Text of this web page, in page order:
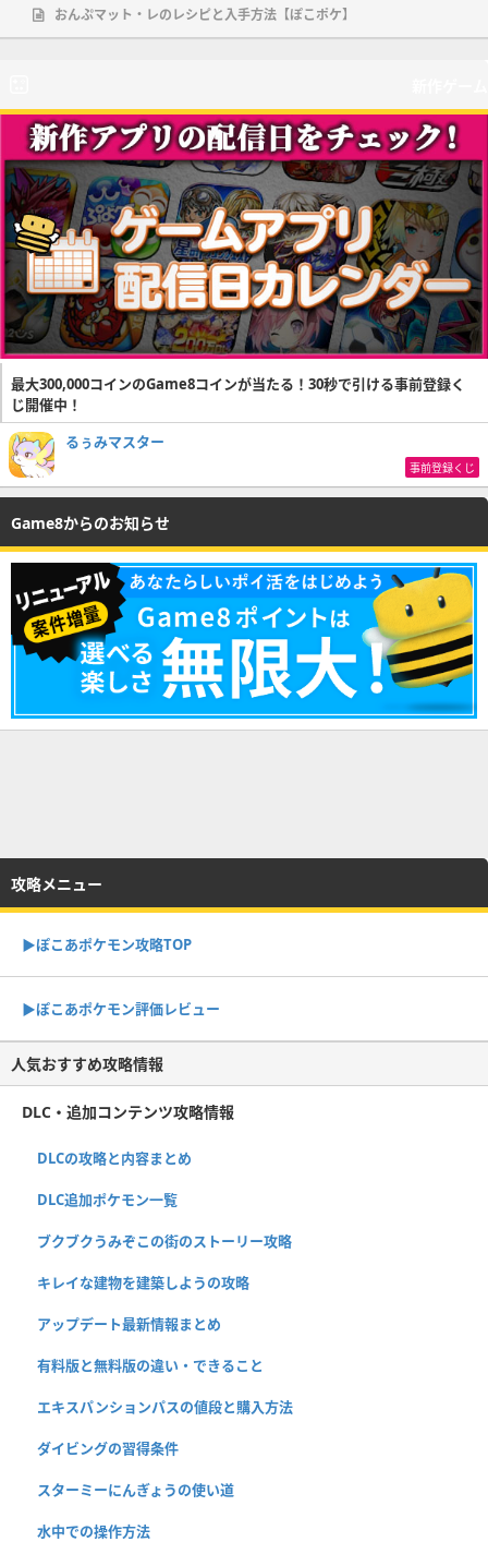
おんぷマット・レのレシピと入手方法【ぽこポケ】
最大300,000コインのGame8コインが当たる！30秒で引ける事前登録く
じ開催中！
るぅみマスター
事前登録くじ
Game8からのお知らせ
攻略メニュー
▶︎ぽこあポケモン攻略TOP
▶︎ぽこあポケモン評価レビュー
人気おすすめ攻略情報
DLC・追加コンテンツ攻略情報
DLCの攻略と内容まとめ
DLC追加ポケモン一覧
ブクブクうみぞこの街のストーリー攻略
キレイな建物を建築しようの攻略
アップデート最新情報まとめ
有料版と無料版の違い・できること
エキスパンションパスの値段と購入方法
ダイビングの習得条件
スターミーにんぎょうの使い道
水中での操作方法